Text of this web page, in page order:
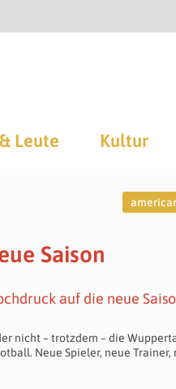
Leute Kultur
Saison
auf die neue
nicht – trotzdem – die
Neue Spieler, neue Trainer,